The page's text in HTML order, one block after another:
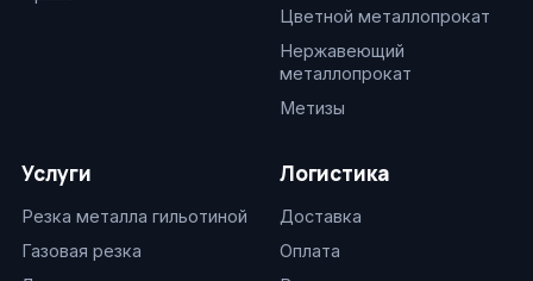
Цветной металлопрокат
Нержавеющий
металлопрокат
Метизы
Услуги
Резка металла гильотиной
Газовая резка
Логистика
Доставка
Оплата